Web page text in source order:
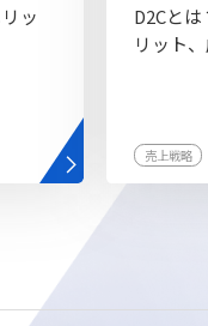
ッ
D2Cと
リット
売上戦略